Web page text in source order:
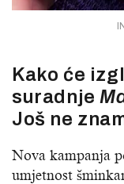
Kako će
suradnje
Još ne
Nova kampanja
umjetnost